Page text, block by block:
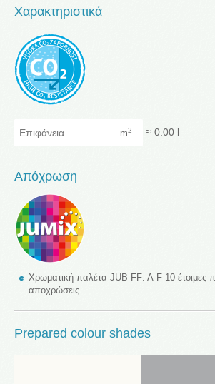
Χαρακτηριστικά
m2 ≈ 0.00 l
Απόχρωση
Χρωματική παλέτα JUB FF: A-F 10 έτοιμες
αποχρώσεις
Prepared colour shades